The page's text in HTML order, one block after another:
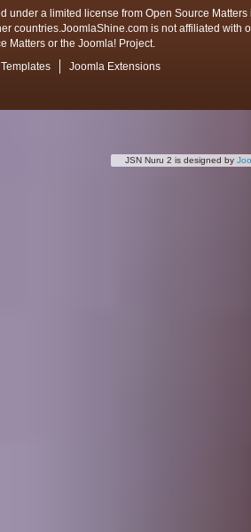
under a limited license from Open Source Matters
countries.JoomlaShine.com is not affiliated with
Matters or the Joomla! Project.
Joomla Extensions
JSN Nuru 2 is designed by